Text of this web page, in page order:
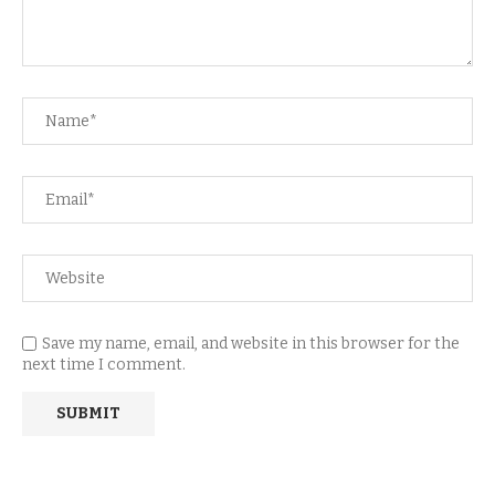
Save my name, email, and website in this browser for the
next time I comment.